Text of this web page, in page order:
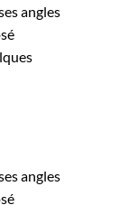
angles
angles